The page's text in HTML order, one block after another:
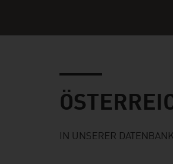
IN UNSERER DATENBANK